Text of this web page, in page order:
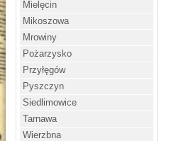
Mielęcin
Mikoszowa
Mrowiny
Pożarzysko
Przyłęgów
Pyszczyn
Siedlimowice
Tarnawa
Wierzbna